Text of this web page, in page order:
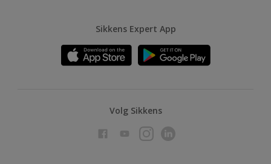
Sikkens Expert App
Volg Sikkens